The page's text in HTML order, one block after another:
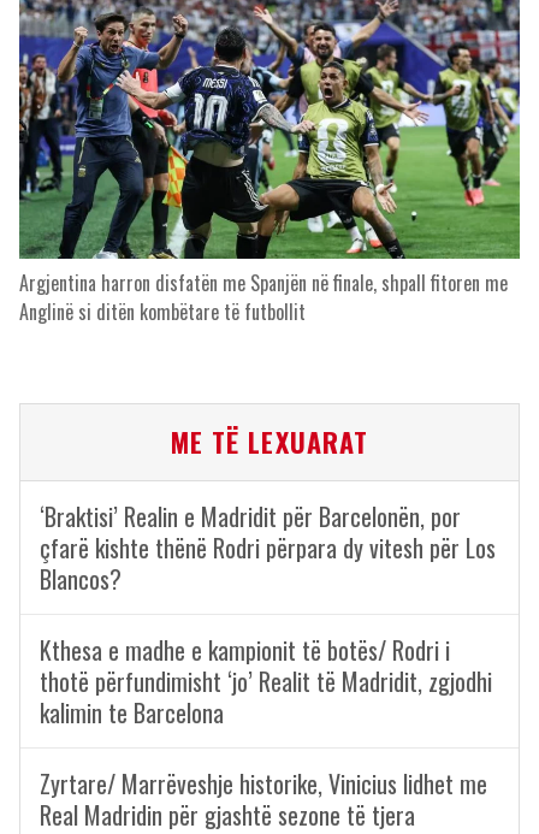
Argjentina harron disfatën me Spanjën në finale, shpall fitoren me
Anglinë si ditën kombëtare të futbollit
ME TË LEXUARAT
‘Braktisi’ Realin e Madridit për Barcelonën, por
çfarë kishte thënë Rodri përpara dy vitesh për Los
Blancos?
Kthesa e madhe e kampionit të botës/ Rodri i
thotë përfundimisht ‘jo’ Realit të Madridit, zgjodhi
kalimin te Barcelona
Zyrtare/ Marrëveshje historike, Vinicius lidhet me
Real Madridin për gjashtë sezone të tjera